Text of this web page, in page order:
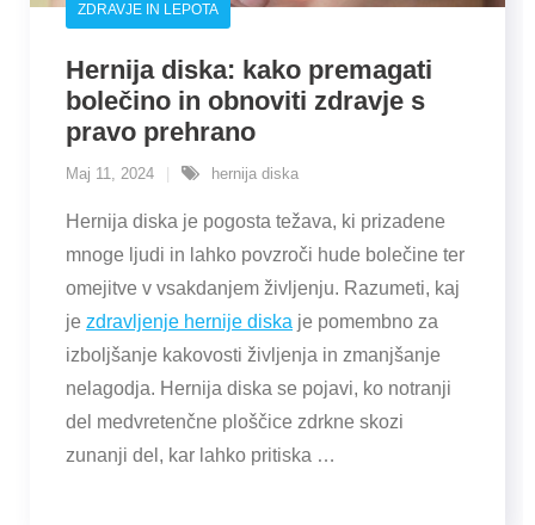
Hernija diska: kako premagati
bolečino in obnoviti zdravje s
pravo prehrano
Maj 11, 2024
ZDRAVJE IN LEPOTA
hernija diska
Hernija diska je pogosta težava, ki prizadene
mnoge ljudi in lahko povzroči hude bolečine ter
omejitve v vsakdanjem življenju. Razumeti, kaj
je zdravljenje hernije diska je pomembno za
izboljšanje kakovosti življenja in zmanjšanje
nelagodja. Hernija diska se pojavi, ko notranji
del medvretenčne ploščice zdrkne skozi
zunanji del, kar lahko pritiska …